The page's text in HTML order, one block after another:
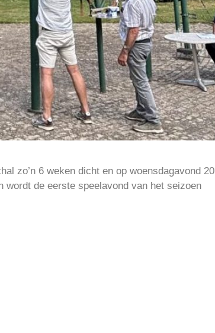
zo’n 6 weken dicht en op woensdagavond 20
de eerste speelavond van het seizoen